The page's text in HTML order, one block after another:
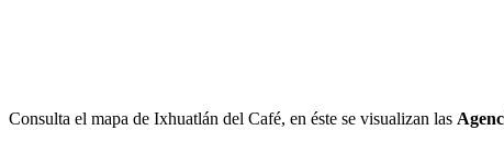
Consulta el mapa de Ixhuatlán del Café, en éste se visualizan las